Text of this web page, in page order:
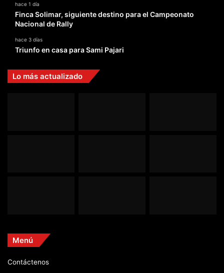
hace 1 día
Finca Solimar, siguiente destino para el Campeonato
Nacional de Rally
hace 3 días
Triunfo en casa para Sami Pajari
Lo más actualizado
Menú
Contáctenos